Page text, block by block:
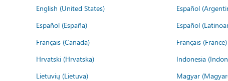
English (United States)
Español
Español (España)
Español
Français (Canada)
Français (France)
Hrvatski (Hrvatska)
Indonesia
Lietuvių (Lietuva)
Magyar